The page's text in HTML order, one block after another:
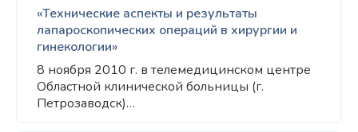
«Технические аспекты и результаты
лапароскопических операций в хирургии и
гинекологии»
8 ноября 2010 г. в телемедицинском центре
Областной клинической больницы (г.
Петрозаводск)…